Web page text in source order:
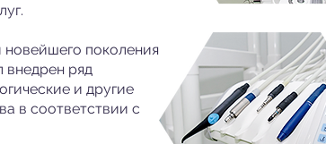
поколения
внедрен ряд
и другие
в соответствии с